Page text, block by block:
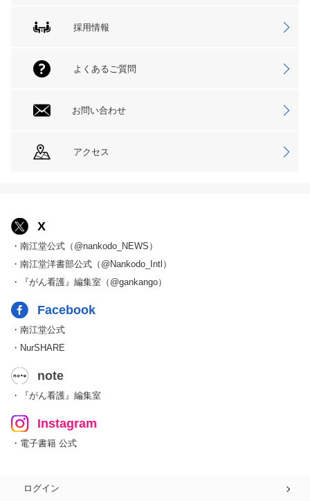
採用情報
よくあるご質問
お問い合わせ
アクセス
X
・南江堂公式（@nankodo_NEWS）
・南江堂洋書部公式（@Nankodo_Intl）
・『がん看護』編集室（@gankango）
Facebook
・南江堂公式
・NurSHARE
note
・『がん看護』編集室
Instagram
・電子書籍 公式
ログイン